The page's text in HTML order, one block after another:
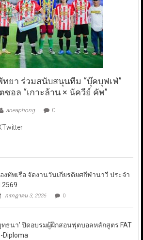
ยา ร่วมสนับสนุนทีม “บุ๊คบุฟเฟ่”
อล “เกาะล้าน × นัควีย์ คัพ”
aneaphong 0
งทัพเรือ จัดงานวันเกียรติยศกีฬานาวี ประจำ
2569
กรกฎาคม 3, 2026 0
ทธนา’ ปิดอบรมผู้ฝึกสอนฟุตบอลหลักสูตร FAT
Diploma